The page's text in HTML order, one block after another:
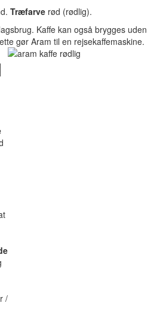
Træfarve rød (rødlig).
Kaffe kan også brygges uden
gør Aram til en rejsekaffemaskine.
/